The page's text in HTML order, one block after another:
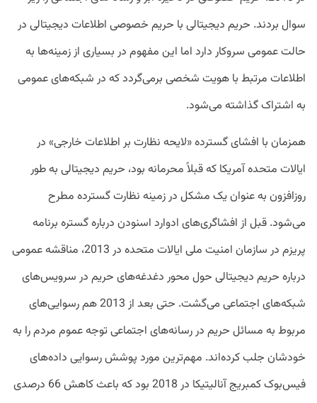
سوال بردند. حریم دیجیتالی با حریم خصوصی اطلاعات دیجیتالی در
حالت عمومی سروکار دارد اما این مفهوم در بسیاری از زمینه‌ها به
اطلاعات مرتبط با هویت شخصی برمی‌گردد که در شبکه‌های عمومی
به اشتراک گذاشته می‌شود.
همزمان با افشای گسترده «لایحه نظارت بر اطلاعات خارجی» در
ایالات متحده آمریکا که قبلاً محرمانه بود، حریم دیجیتالی به‌ طور
روزافزون به‌ عنوان یک مشکل در زمینه نظارت گسترده مطرح
می‌شود. قبل از افشاگری‌های ادوارد اسنودن درباره گستره برنامه
پریزم در سازمان امنیت ملی ایالات‌ متحده در 2013، مناقشه عمومی
درباره حریم دیجیتالی حول محور دغدغه‌های حریم در سرویس‌های
شبکه‌های اجتماعی می‌گشت. حتی بعد از 2013 هم رسوایی‌های
مربوط به مسائل حریم در رسانه‌های اجتماعی توجه عموم مردم را به
خودشان جلب کرده‌اند. مهم‌ترین مورد پوشش رسوایی داده‌های
فیس‌بوک کمبریج آنالیتیکا در 2018 بود که باعث کاهش 66 درصدی